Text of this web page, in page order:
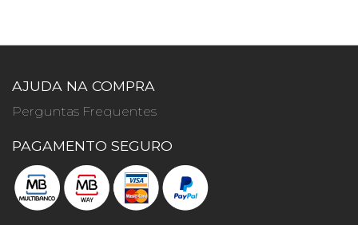
AJUDA NA COMPRA
Perguntas Frequentes
PAGAMENTO SEGURO